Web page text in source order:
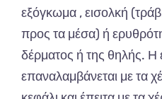
εξόγκωμα , εισολκή
προς τα μέσα) ή
δέρματος ή της θηλής. Η
επαναλαμβάνεται με τα